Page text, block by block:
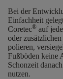
Bei der
Einfachheit
Coretec® auf
oder
polieren,
Fußböden keine
Schonzeit
nutzen.